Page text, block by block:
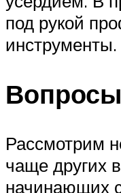
под рукой
инструменты.
Рассмотрим
чаще других
начинающих